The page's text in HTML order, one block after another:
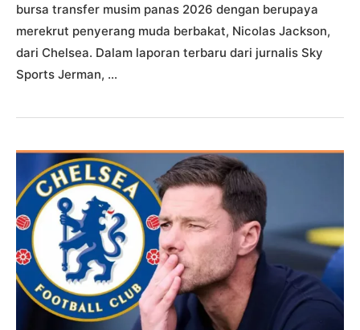
bursa transfer musim panas 2026 dengan berupaya
merekrut penyerang muda berbakat, Nicolas Jackson,
dari Chelsea. Dalam laporan terbaru dari jurnalis Sky
Sports Jerman, …